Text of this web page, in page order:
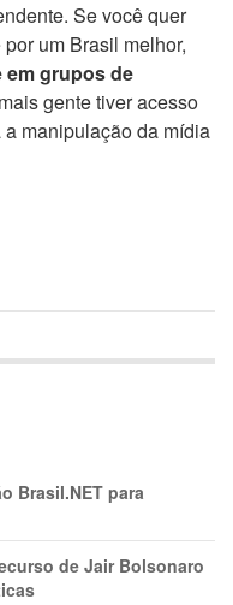
Se você quer
um Brasil melhor,
em grupos de
gente tiver acesso
manipulação da mídia
Brasil.NET para
de Jair Bolsonaro